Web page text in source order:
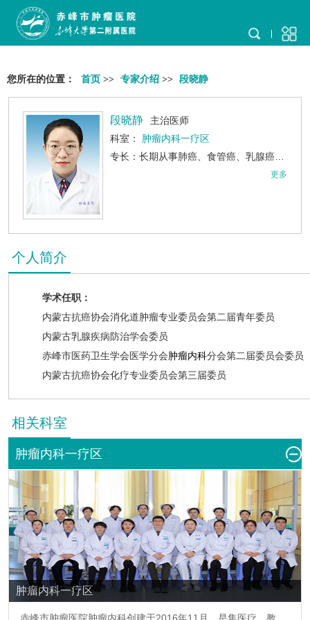
您所在的位置： 首页 >> 专家介绍 >> 段晓静
段晓静
主治医师
科室： 肿瘤内科一疗区
更多
个人简介
学术任职：
内蒙古抗癌协会消化道肿瘤专业委员会第二届青年委员
内蒙古乳腺疾病防治学会委员
赤峰市医药卫生学会医学分会肿瘤内科分会第二届委员会委员
内蒙古抗癌协会化疗专业委员会第三届委员
相关科室
肿瘤内科一疗区
肿瘤内科一疗区